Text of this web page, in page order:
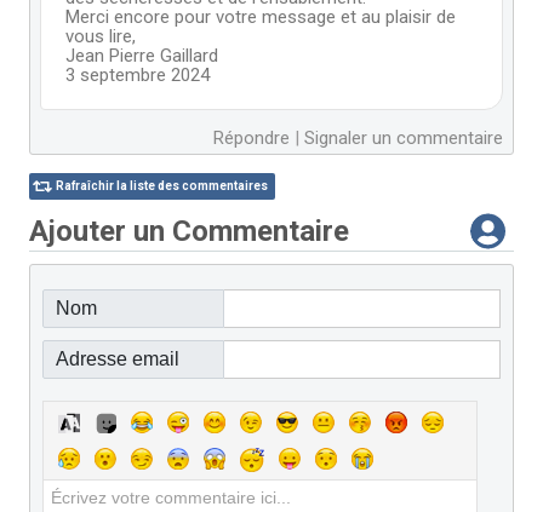
Merci encore pour votre message et au plaisir de
vous lire,
Jean Pierre Gaillard
3 septembre 2024
Répondre | Signaler un commentaire
Rafraîchir la liste des commentaires
Ajouter un Commentaire
Nom
Adresse email